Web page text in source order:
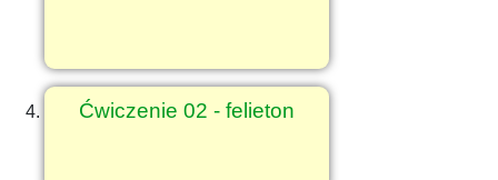
Ćwiczenie 02 - felieton